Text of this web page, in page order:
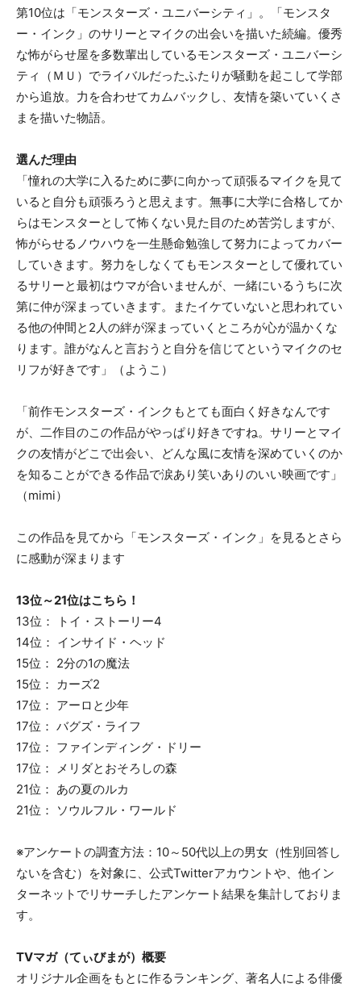
第10位は「モンスターズ・ユニバーシティ」。「モンスタ
ー・インク」のサリーとマイクの出会いを描いた続編。優秀
な怖がらせ屋を多数輩出しているモンスターズ・ユニバーシ
ティ（ＭＵ）でライバルだったふたりが騒動を起こして学部
から追放。力を合わせてカムバックし、友情を築いていくさ
まを描いた物語。
選んだ理由
「憧れの大学に入るために夢に向かって頑張るマイクを見て
いると自分も頑張ろうと思えます。無事に大学に合格してか
らはモンスターとして怖くない見た目のため苦労しますが、
怖がらせるノウハウを一生懸命勉強して努力によってカバー
していきます。努力をしなくてもモンスターとして優れてい
るサリーと最初はウマが合いませんが、一緒にいるうちに次
第に仲が深まっていきます。またイケていないと思われてい
る他の仲間と2人の絆が深まっていくところが心が温かくな
ります。誰がなんと言おうと自分を信じてというマイクのセ
リフが好きです」（ようこ）
「前作モンスターズ・インクもとても面白く好きなんです
が、二作目のこの作品がやっぱり好きですね。サリーとマイ
クの友情がどこで出会い、どんな風に友情を深めていくのか
を知ることができる作品で涙あり笑いありのいい映画です」
（mimi）
この作品を見てから「モンスターズ・インク」を見るとさら
に感動が深まります
13位～21位はこちら！
13位： トイ・ストーリー4
14位： インサイド・ヘッド
15位： 2分の1の魔法
15位： カーズ2
17位： アーロと少年
17位： バグズ・ライフ
17位： ファインディング・ドリー
17位： メリダとおそろしの森
21位： あの夏のルカ
21位： ソウルフル・ワールド
※アンケートの調査方法：10～50代以上の男女（性別回答し
ないを含む）を対象に、公式Twitterアカウントや、他イン
ターネットでリサーチしたアンケート結果を集計しておりま
す。
TVマガ（てぃびまが）概要
オリジナル企画をもとに作るランキング、著名人による俳優